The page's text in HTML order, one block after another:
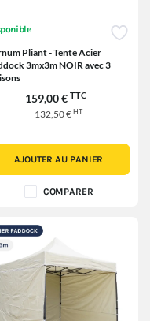
Pliant - Tente Acier
3mx3m NOIR avec 3
159,00 € TTC
132,50 €HT
AJOUTER AU PANIER
COMPARER